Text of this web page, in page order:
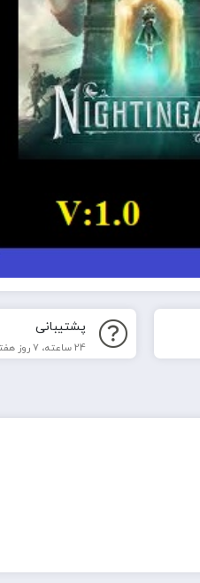
پشتیبانی
24 ساعته، 7 روز هفته